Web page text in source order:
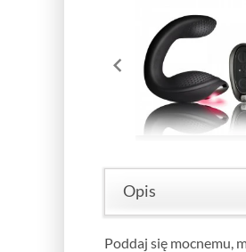
Opis
Poddaj się mocnemu,